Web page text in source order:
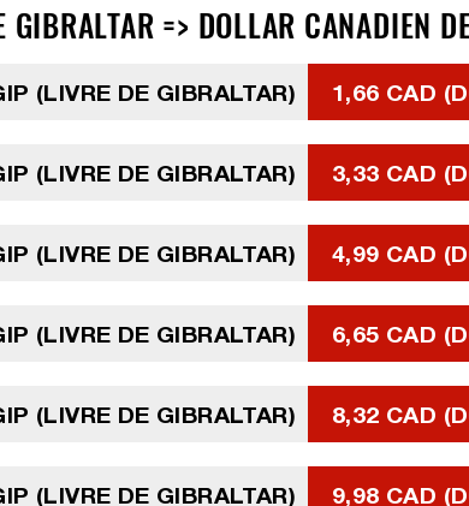
GIBRALTAR => DOLLAR CANADIEN
(LIVRE DE GIBRALTAR) 1,66 CAD
(LIVRE DE GIBRALTAR) 3,33 CAD
(LIVRE DE GIBRALTAR) 4,99 CAD
(LIVRE DE GIBRALTAR) 6,65 CAD
(LIVRE DE GIBRALTAR) 8,32 CAD
(LIVRE DE GIBRALTAR) 9,98 CAD